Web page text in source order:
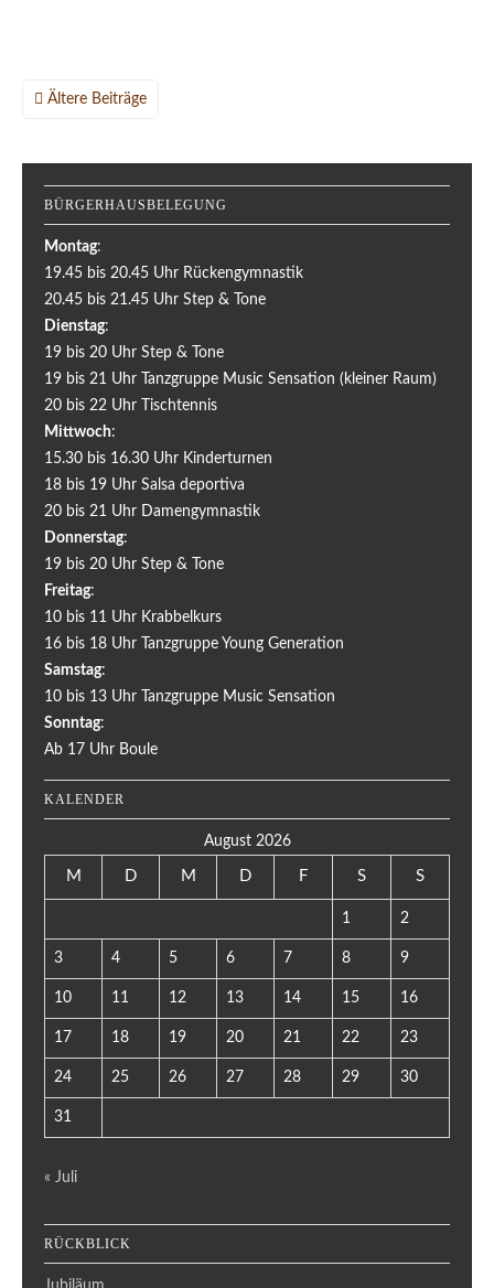
Beitragsnavigation
Ältere Beiträge
BÜRGERHAUSBELEGUNG
Montag:
19.45 bis 20.45 Uhr Rückengymnastik
20.45 bis 21.45 Uhr Step & Tone
Dienstag:
19 bis 20 Uhr Step & Tone
19 bis 21 Uhr Tanzgruppe Music Sensation (kleiner Raum)
20 bis 22 Uhr Tischtennis
Mittwoch:
15.30 bis 16.30 Uhr Kinderturnen
18 bis 19 Uhr Salsa deportiva
20 bis 21 Uhr Damengymnastik
Donnerstag:
19 bis 20 Uhr Step & Tone
Freitag:
10 bis 11 Uhr Krabbelkurs
16 bis 18 Uhr Tanzgruppe Young Generation
Samstag:
10 bis 13 Uhr Tanzgruppe Music Sensation
Sonntag:
Ab 17 Uhr Boule
KALENDER
August 2026
M D M D F S S
1 2
3 4 5 6 7 8 9
10 11 12 13 14 15 16
17 18 19 20 21 22 23
24 25 26 27 28 29 30
31
« Juli
RÜCKBLICK